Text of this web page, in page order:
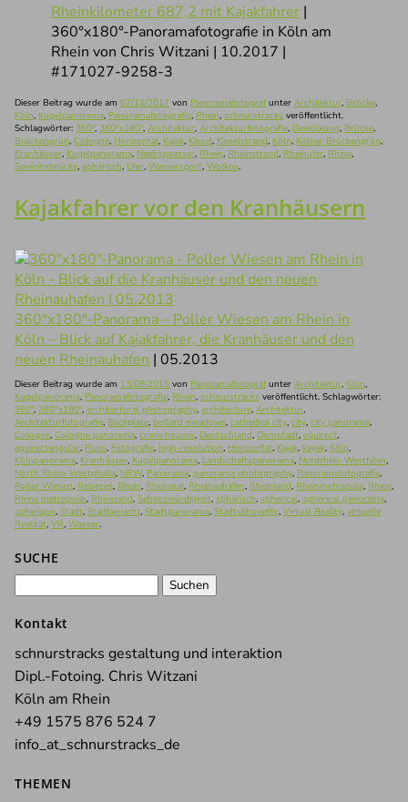
Rheinkilometer 687,2 mit Kajakfahrer |
360°x180°-Panoramafotografie in Köln am
Rhein von Chris Witzani | 10.2017 |
#171027-9258-3
Dieser Beitrag wurde am 07/11/2017 von Panoramafotografunter Architektur, Brücke,
Köln, Kugelpanorama, Panoramafotografie, Rhein, schnurstracks veröffentlicht.
Schlagwörter: 360°, 360°x180°, Architektur, Architekturfotografie, Bewölkung, Brücke,
Brückengrün, Cologne, Horizontal, Kajak, Kiesel, Kieselstrand, Köln, Kölner Brückengrün,
Kranhäuser, Kugelpanorama, Niedrigwasser, Rhein, Rheinstrand, Rheinufer, Rhine,
Severinsbrücke, sphärisch, Ufer, Wassersport, Wolken.
Kajakfahrer vor den Kranhäusern
360°x180°-Panorama – Poller Wiesen am Rhein in
Köln – Blick auf Kajakfahrer, die Kranhäuser und den
neuen Rheinauhafen | 05.2013
Dieser Beitrag wurde am 13/09/2015 von Panoramafotografunter Architektur, Köln,
Kugelpanorama, Panoramafotografie, Rhein, schnurstracks veröffentlicht. Schlagwörter:
360°, 360°x180°, architectural photography, architecture, Architektur,
Architekturfotografie, Backplate, bollard meadows, cathedral city, city, city panorama,
Cologne, Cologne panorama, crane houses, Deutschland, Domstadt, equirect,
equirectangular, Fluss, Fotografie, high-resolution, Horizontal, Kajak, kayak, Köln,
Kölnpanorama, Kranhäuser, Kugelpanorama, Landschaftspanorama, Nordrhein-Westfalen,
North Rhine-Westphalia, NRW, Panorama, panorama photography, Panoramafotografie,
Poller Wiesen, Reiseziel, Rhein, Rheinaue, Rheinauhafen, Rheinland, Rheinmetropole, Rhine,
Rhine metropolis, Rhineland, Sehenswürdigkeit, sphärisch, spherical, spherical panorama,
spherique, Stadt, Stadtansicht, Stadtpanorama, Stadtsilhouette, Virtual Reality, virtuelle
Realität, VR, Wasser.
SUCHE
Kontakt
schnurstracks gestaltung und interaktion
Dipl.-Fotoing. Chris Witzani
Köln am Rhein
+49 1575 876 524 7
info_at_schnurstracks_de
THEMEN